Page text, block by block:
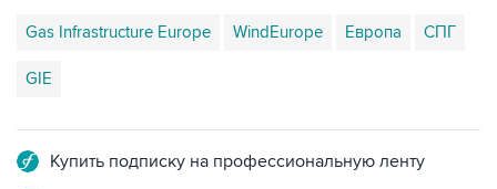
Gas Infrastructure Europe WindEurope Европа СПГ
GIE
Купить подписку на профессиональную ленту